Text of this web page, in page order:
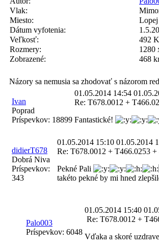
Vlak:
Miesto:
Lopej
Dátum vyfotenia:
Veľkosť:
492
Rozmery:
1280
Zobrazené:
468
Názory sa nemusia sa zhodovať s názorom
Ivan
Poprad
Príspevkov: 18899
01.05.2014 14:54
Re: T678.0012 +
Fantastické!
didierT678
Dobrá Niva
Príspevkov:
343
01.05.2014 15:10 01.05.2014
Re: T678.0012 + T466.0253 +
Pekné Pali
takéto pekné by mi hned
Palo003
Príspevkov: 6048
01.05.2014 15:40
Re: T678.0012 +
Vďaka a skoré